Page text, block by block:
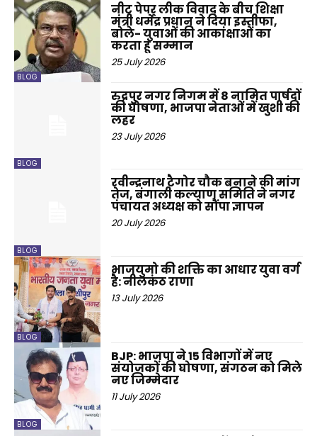
BLOG
नीट पेपर लीक विवाद के बीच शिक्षा
मंत्री धर्मेंद्र प्रधान ने दिया इस्तीफा,
बोले- युवाओं की आकांक्षाओं का
करता हूं सम्मान
25 July 2026
BLOG
रुद्रपुर नगर निगम में 8 नामित पार्षदों
की घोषणा, भाजपा नेताओं में खुशी की
लहर
23 July 2026
BLOG
रवीन्द्रनाथ टैगोर चौक बनाने की मांग
तेज, बंगाली कल्याण समिति ने नगर
पंचायत अध्यक्ष को सौंपा ज्ञापन
20 July 2026
BLOG
भाजयुमो की शक्ति का आधार युवा वर्ग
है: नीलकंठ राणा
13 July 2026
BLOG
BJP: भाजपा ने 15 विभागों में नए
संयोजकों की घोषणा, संगठन को मिले
नए जिम्मेदार
11 July 2026